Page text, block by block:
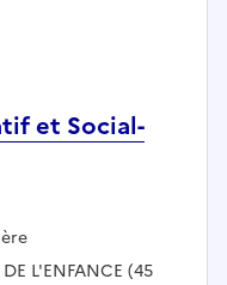
et Social-
L'ENFANCE (45